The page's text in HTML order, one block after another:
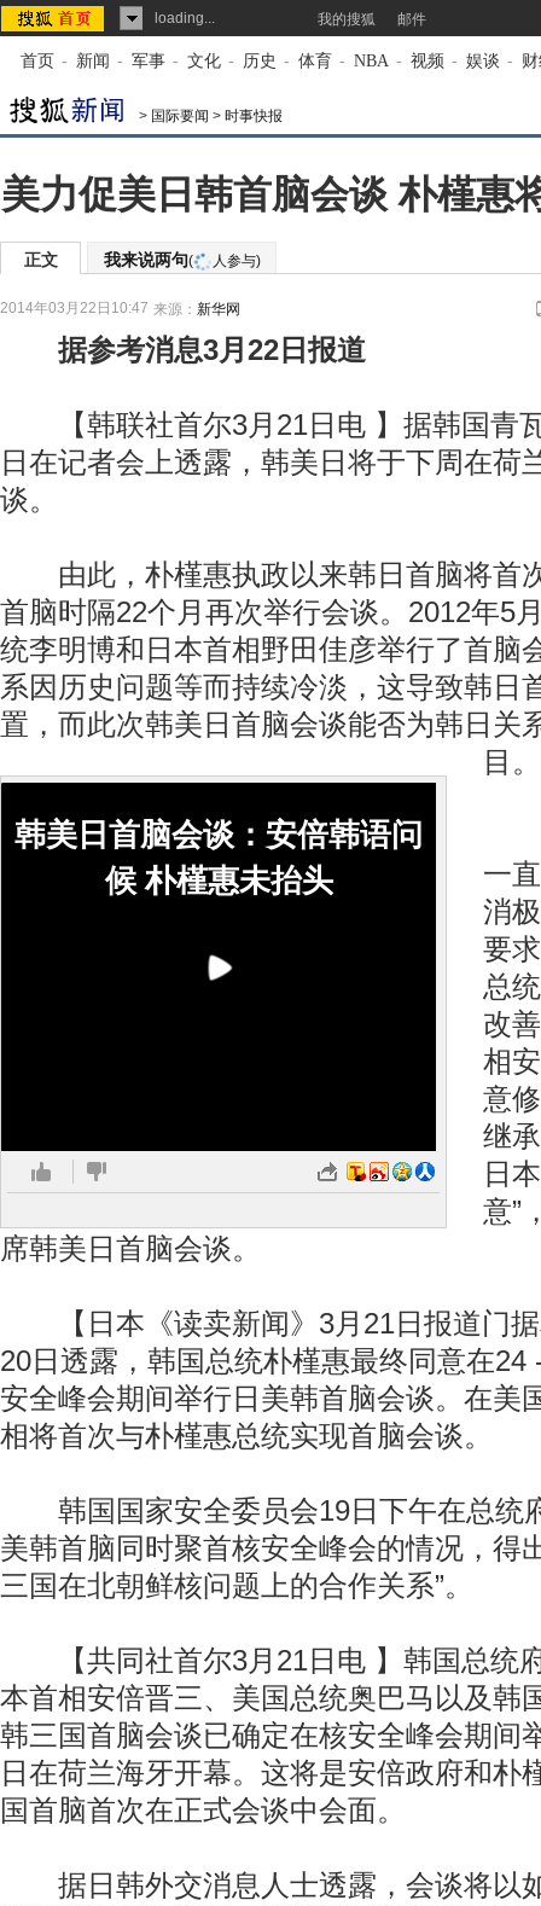
loading... 我的搜狐 邮件
首页 - 新闻 - 军事 - 文化 - 历史 - 体育 - NBA - 视频 - 娱谈 -
> 国际要闻 > 时事快报
美力促美日韩首脑会谈 朴槿惠
正文 我来说两句( 人参与)
2014年03月22日10:47 来源： 新华网
据参考消息3月22日报道
【韩联社首尔3月21日电 】据韩国青
日在记者会上透露，韩美日将于下周在荷
谈。
由此，朴槿惠执政以来韩日首脑将首
首脑时隔22个月再次举行会谈。2012年5
统李明博和日本首相野田佳彦举行了首脑
系因历史问题等而持续冷淡，这导致韩日
置，而此次韩美日首脑会谈能否为韩日关
目。
韩美日首脑会谈：安倍韩语问
候 朴槿惠未抬头
一
消
要
总
改
相
意
继
日
意”
席韩美日首脑会谈。
【日本《读卖新闻》3月21日报道门据
20日透露，韩国总统朴槿惠最终同意在24
安全峰会期间举行日美韩首脑会谈。在美
相将首次与朴槿惠总统实现首脑会谈。
韩国国家安全委员会19日下午在总统
美韩首脑同时聚首核安全峰会的情况，得
三国在北朝鲜核问题上的合作关系”。
【共同社首尔3月21日电 】韩国总统
本首相安倍晋三、美国总统奥巴马以及韩
韩三国首脑会谈已确定在核安全峰会期间
日在荷兰海牙开幕。这将是安倍政府和朴
国首脑首次在正式会谈中会面。
据日韩外交消息人士透露，会谈将以